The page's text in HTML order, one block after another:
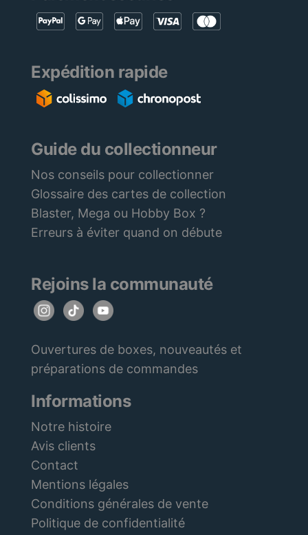
Expédition rapide
Guide du collectionneur
Nos conseils pour collectionner
Glossaire des cartes de collection
Blaster, Mega ou Hobby Box ?
Erreurs à éviter quand on débute
Rejoins la communauté
Ouvertures de boxes, nouveautés et
préparations de commandes
Informations
Notre histoire
Avis clients
Contact
Mentions légales
Conditions générales de vente
Politique de confidentialité